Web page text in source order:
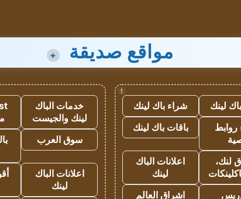
مواقع صديقة +
!
لينك
شراء باك لينك
روابط
باقات باك لينك
لنك،
اعلانات الباك
لينك
اشراق العالم
خدمات الباك
لينك والجيست
سوق العرب
اعلانات الباك
لينك